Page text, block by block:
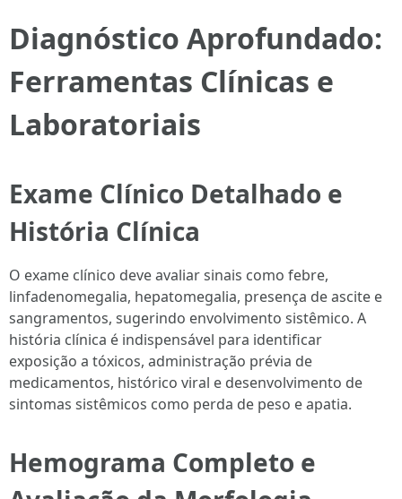
Diagnóstico Aprofundado:
Ferramentas Clínicas e
Laboratoriais
Exame Clínico Detalhado e
História Clínica
O exame clínico deve avaliar sinais como febre,
linfadenomegalia, hepatomegalia, presença de ascite e
sangramentos, sugerindo envolvimento sistêmico. A
história clínica é indispensável para identificar
exposição a tóxicos, administração prévia de
medicamentos, histórico viral e desenvolvimento de
sintomas sistêmicos como perda de peso e apatia.
Hemograma Completo e